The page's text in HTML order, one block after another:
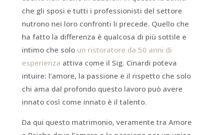
che gli sposi e tutti i professionisti del settore
nutrono nei loro confronti li precede. Quello che
ha fatto la differenza è qualcosa di più sottile e
intimo che solo un ristoratore da 50 anni di
esperienza attiva come il Sig. Cinardi poteva
intuire: l’amore, la passione e il rispetto che solo
chi ama dal profondo questo lavoro può avere
innato così come innato è il talento.
Da qui questo matrimonio, veramente tra Amore